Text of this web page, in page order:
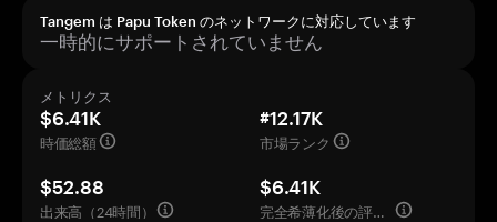
Tangem は Papu Token のネットワークに対応しています
一時的にサポートされていません
メトリクス
$6.41K
時価総額
#12.17K
市場ランク
$52.88
出来高（24時間）
$6.41K
完全希薄化後の評価額